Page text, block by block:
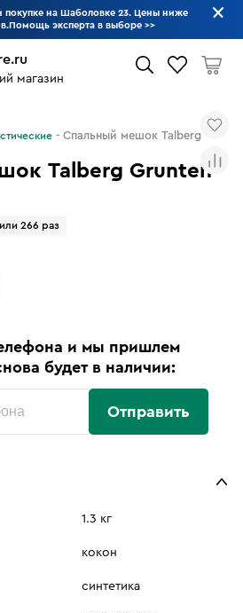
покупке на Шаболовке 23. Цены ниже
эксперта в выборе >>
магазин
Talberg Grunten
266 раз
Спальный мешок Talberg
и мы пришлем
будет в наличии:
Отправить
1.3 кг
кокон
синтетика